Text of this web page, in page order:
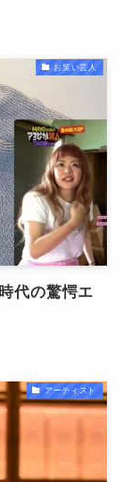
お笑い芸人
代の驚愕エ
アーティスト